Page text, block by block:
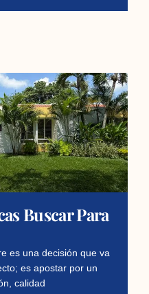
Buscar Para
es una decisión que va
es apostar por un
calidad